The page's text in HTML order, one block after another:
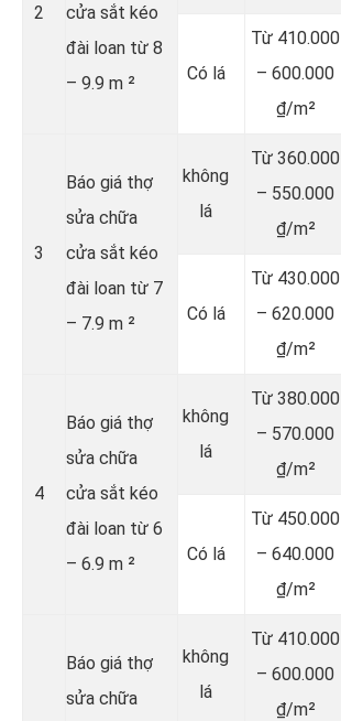
2
cửa sắt kéo
đài loan từ 8
– 9.9 m ²
Có lá
Từ 410.000
– 600.000
₫/m²
3
Báo giá thợ
sửa chữa
cửa sắt kéo
đài loan từ 7
– 7.9 m ²
không
lá
Từ 360.000
– 550.000
₫/m²
Có lá
Từ 430.000
– 620.000
₫/m²
4
Báo giá thợ
sửa chữa
cửa sắt kéo
đài loan từ 6
– 6.9 m ²
không
lá
Từ 380.000
– 570.000
₫/m²
Có lá
Từ 450.000
– 640.000
₫/m²
Báo giá thợ
sửa chữa
không
lá
Từ 410.000
– 600.000
₫/m²